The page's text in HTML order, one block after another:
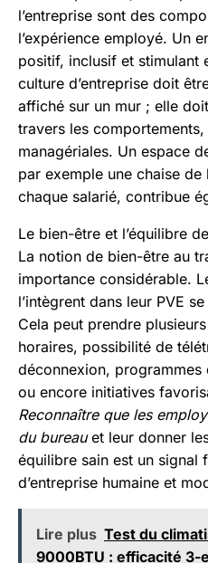
l’entreprise sont des
l’expérience employé. Un
positif, inclusif et stimulant
culture d’entreprise doit
affiché sur un mur ; elle
travers les
managériales. Un espace
par exemple une chaise
chaque salarié, contribue
Le bien-être et l’équilibre
La notion de bien-être au
importance considérable.
l’intègrent dans leur PVE
Cela peut prendre
horaires, possibilité de
déconnexion,
ou encore initiatives
Reconnaître que les
du bureauet leur donner
équilibre sain est un signal
d’entreprise humaine et
Lire plus Test du
9000BTU : efficacité 3-